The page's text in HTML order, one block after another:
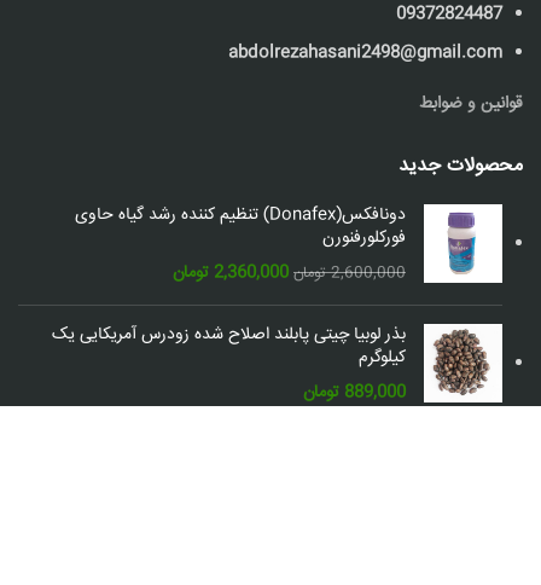
09372824487
abdolrezahasani2498@gmail.com
قوانین و ضوابط
محصولات جدید
دونافکس(Donafex) تنظیم کننده رشد گیاه حاوی
فورکلورفنورن
2,600,000 تومان قیمت
اصلی:
2,600,000 تومان
2,360,000 تومانقیمت
فعلی:
2,360,000 تومان.
بذر لوبیا چیتی پابلند اصلاح شده زودرس آمریکایی یک
کیلوگرم
889,000 تومان